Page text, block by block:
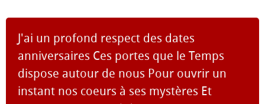
J'ai un profond respect des dates
anniversaires Ces portes que le Temps
dispose autour de nous Pour ouvrir un
instant nos coeurs à ses mystères Et